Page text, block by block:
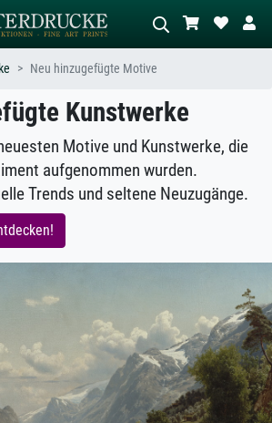
KI-Bildersuche
Welle
Wiese, Abstrakt mit viel Rot, Dunkles
Ölgemälde, Stehender Akt neben einem
Baum.
Neu hinzugefügte Motive
Kunstwerke
Motive und Kunstwerke, die
aufgenommen wurden.
Trends und seltene Neuzugänge.